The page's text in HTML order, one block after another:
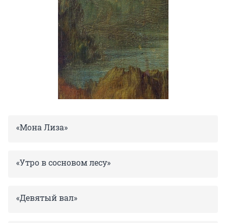
«Мона Лиза»
«Утро в сосновом лесу»
«Девятый вал»